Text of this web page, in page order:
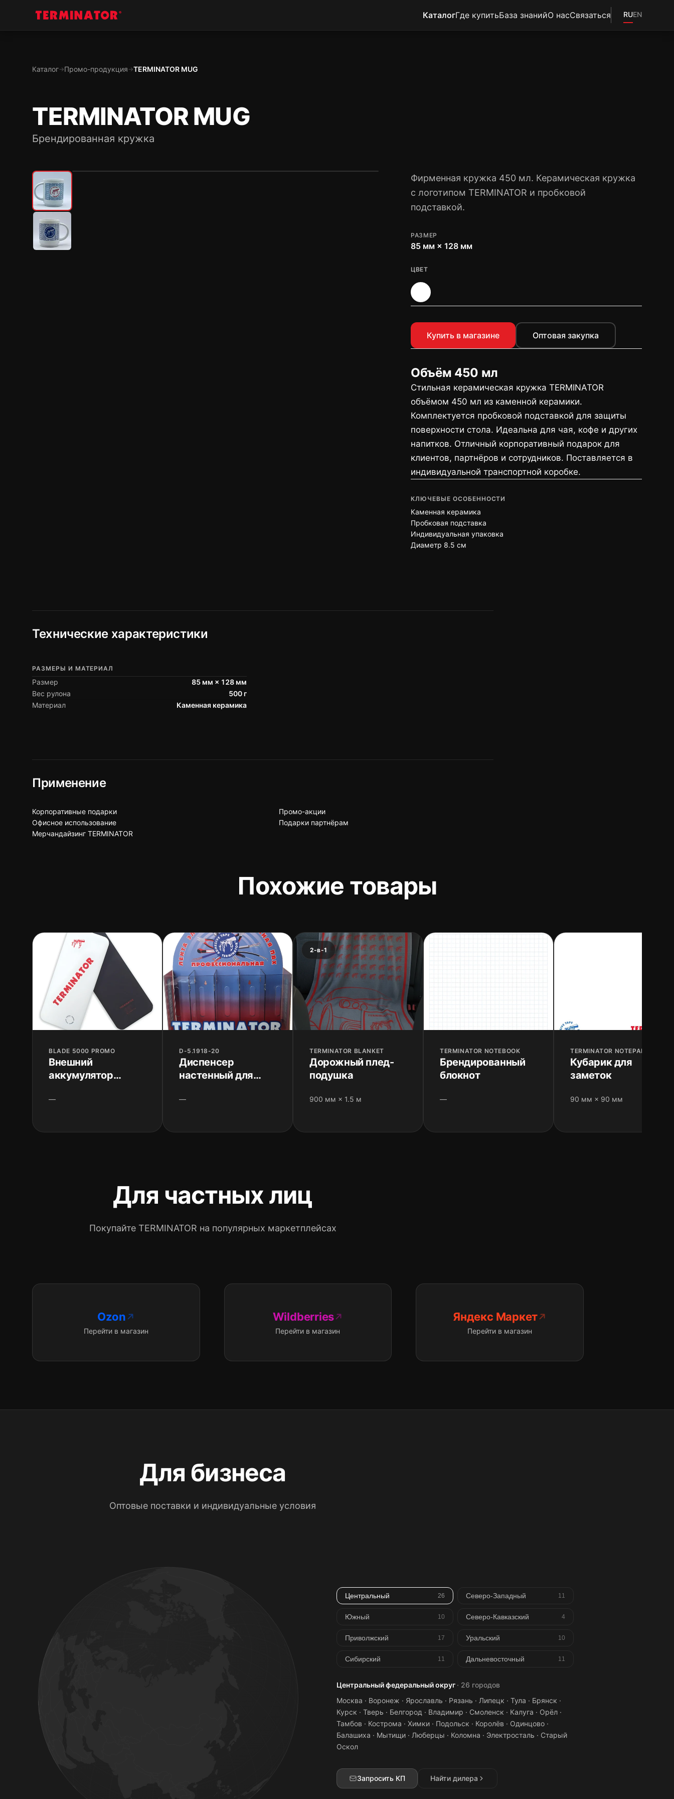
КаталогГде купитьБаза знанийО насСвязаться RUEN
Каталог→Промо-продукция→TERMINATOR MUG
TERMINATOR MUG
Брендированная кружка
Фирменная кружка 450 мл. Керамическая кружка
с логотипом TERMINATOR и пробковой
подставкой.
РАЗМЕР
85 мм × 128 мм
ЦВЕТ
Купить в магазине Оптовая закупка
Объём 450 мл
Стильная керамическая кружка TERMINATOR
объёмом 450 мл из каменной керамики.
Комплектуется пробковой подставкой для защиты
поверхности стола. Идеальна для чая, кофе и других
напитков. Отличный корпоративный подарок для
клиентов, партнёров и сотрудников. Поставляется в
индивидуальной транспортной коробке.
КЛЮЧЕВЫЕ ОСОБЕННОСТИ
Каменная керамика
Пробковая подставка
Индивидуальная упаковка
Диаметр 8.5 см
Технические характеристики
РАЗМЕРЫ И МАТЕРИАЛ
Размер
85 мм × 128 мм
Вес рулона
500 г
Материал
Каменная керамика
Применение
Корпоративные подарки
Промо-акции
Офисное использование
Подарки партнёрам
Мерчандайзинг TERMINATOR
Похожие товары
BLADE 5000 PROMO
Внешний
аккумулятор
мАч
—
D-5.1918-20
Диспенсер
настенный для
—
2-в-1
TERMINATOR BLANKET
Дорожный плед-
подушка
900 мм × 1.5 м
TERMINATOR NOTEBOOK
Брендированный
блокнот
—
TERMINATOR NOTEPAD
Кубарик для
заметок
90 мм × 90 мм
Для частных лиц
Покупайте TERMINATOR на популярных маркетплейсах
Ozon
Перейти в магазин
Wildberries
Перейти в магазин
Яндекс Маркет
Перейти в магазин
Для бизнеса
Оптовые поставки и индивидуальные условия
Центральный 26 Северо-Западный 11
Южный 10 Северо-Кавказский 4
Приволжский 17 Уральский 10
Сибирский 11 Дальневосточный 11
Центральный федеральный округ · 26 городов
Москва · Воронеж · Ярославль · Рязань · Липецк · Тула · Брянск ·
Курск · Тверь · Белгород · Владимир · Смоленск · Калуга · Орёл ·
Тамбов · Кострома · Химки · Подольск · Королёв · Одинцово ·
Балашиха · Мытищи · Люберцы · Коломна · Электросталь · Старый
Оскол
Запросить КП Найти дилера